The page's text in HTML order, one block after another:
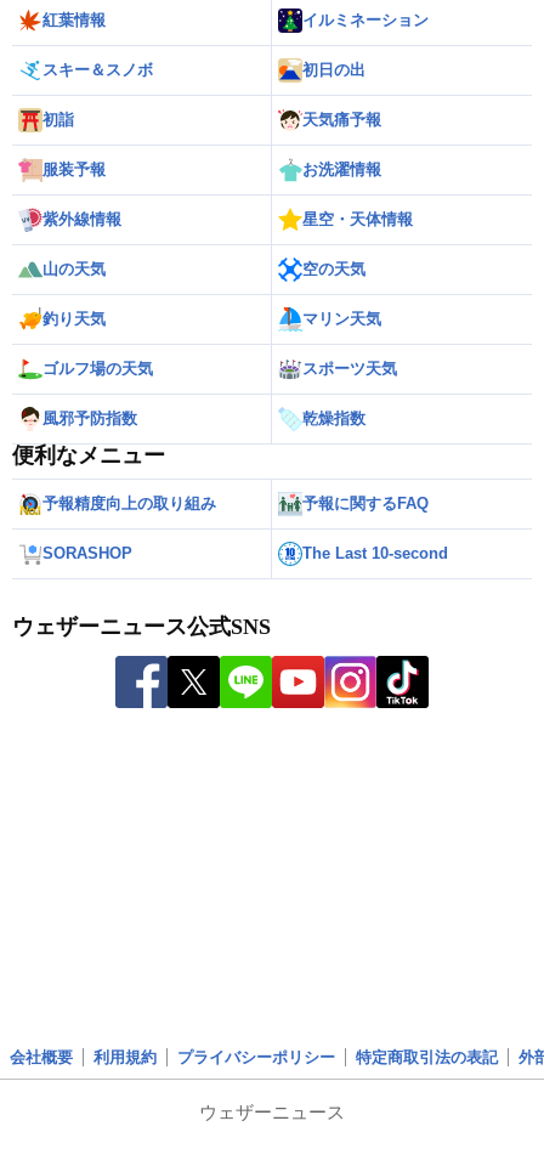
紅葉情報 イルミネーション
スキー＆スノボ 初日の出
初詣 天気痛予報
服装予報 お洗濯情報
紫外線情報 星空・天体情報
山の天気 空の天気
釣り天気 マリン天気
ゴルフ場の天気 スポーツ天気
風邪予防指数 乾燥指数
便利なメニュー
予報精度向上の取り組み 予報に関するFAQ
SORASHOP The Last 10-second
ウェザーニュース公式SNS
会社概要 利用規約 プライバシーポリシー 特定商取引法の表記 外
ウェザーニュース